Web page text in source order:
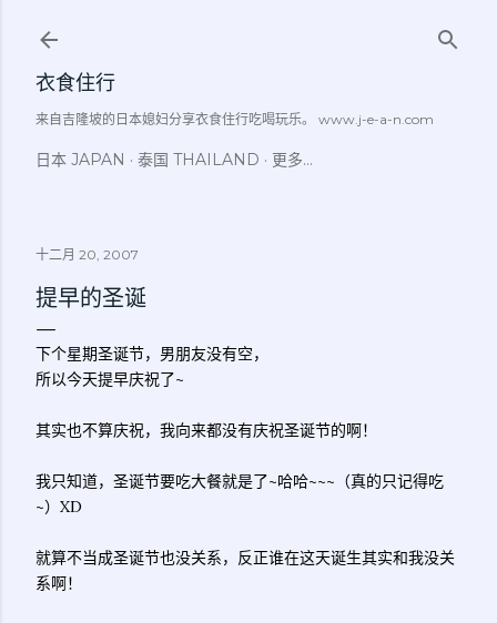
衣食住行
来自吉隆坡的日本媳妇分享衣食住行吃喝玩乐。 www.j-e-a-n.com
日本 JAPAN 泰国 THAILAND 更多…
十二月 20, 2007
提早的圣诞
下个星期圣诞节，男朋友没有空，
所以今天提早庆祝了~
其实也不算庆祝，我向来都没有庆祝圣诞节的啊！
我只知道，圣诞节要吃大餐就是了~哈哈~~~（真的只记得吃
~）XD
就算不当成圣诞节也没关系，反正谁在这天诞生其实和我没关
系啊！